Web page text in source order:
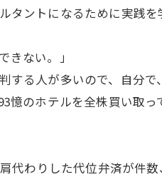
ントになるために実践を
ない。」
する人が多いので、自分
のホテルを全株買い取
わりした代位弁済が件数